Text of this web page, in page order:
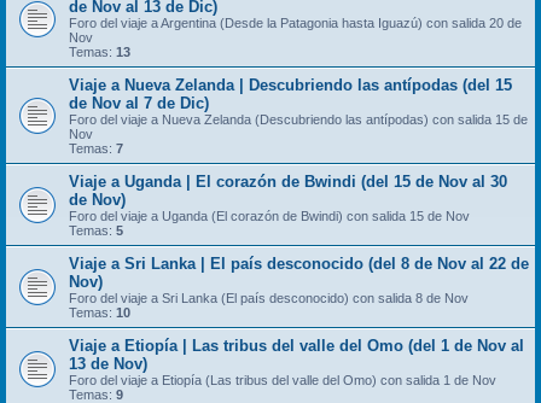
de Nov al 13 de Dic)
Foro del viaje a Argentina (Desde la Patagonia hasta Iguazú) con salida 20 de
Nov
Temas: 13
Viaje a Nueva Zelanda | Descubriendo las antípodas (del 15
de Nov al 7 de Dic)
Foro del viaje a Nueva Zelanda (Descubriendo las antípodas) con salida 15 de
Nov
Temas: 7
Viaje a Uganda | El corazón de Bwindi (del 15 de Nov al 30
de Nov)
Foro del viaje a Uganda (El corazón de Bwindi) con salida 15 de Nov
Temas: 5
Viaje a Sri Lanka | El país desconocido (del 8 de Nov al 22 de
Nov)
Foro del viaje a Sri Lanka (El país desconocido) con salida 8 de Nov
Temas: 10
Viaje a Etiopía | Las tribus del valle del Omo (del 1 de Nov al
13 de Nov)
Foro del viaje a Etiopía (Las tribus del valle del Omo) con salida 1 de Nov
Temas: 9